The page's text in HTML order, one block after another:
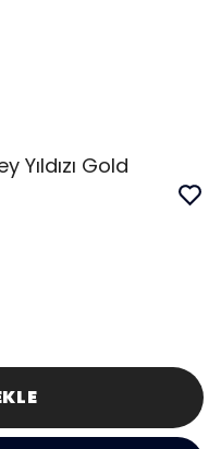
Yıldızı Gold